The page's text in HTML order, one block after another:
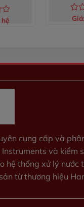
Giá:
cung cấp và
và kiểm
hệ thống xử lý nước
từ thương hiệu